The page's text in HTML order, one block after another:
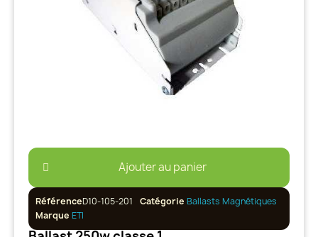
Ajouter au panier
RéférenceD10-105-201 Catégorie Ballasts Magnétiques
Marque ETI